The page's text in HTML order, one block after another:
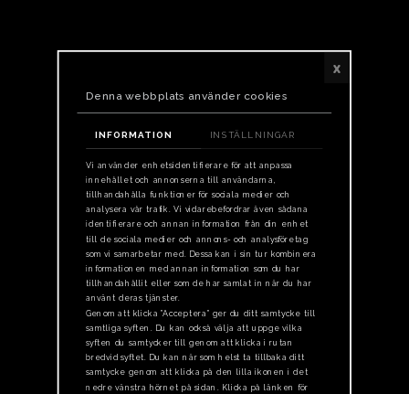
x
Denna webbplats använder cookies
INFORMATION INSTÄLLNINGAR
Vi använder enhetsidentifierare för att anpassa
innehållet och annonserna till användarna,
tillhandahålla funktioner för sociala medier och
analysera vår trafik. Vi vidarebefordrar även sådana
identifierare och annan information från din enhet
till de sociala medier och annons- och analysföretag
som vi samarbetar med. Dessa kan i sin tur kombinera
informationen med annan information som du har
tillhandahållit eller som de har samlat in när du har
använt deras tjänster.
Genom att klicka ”Acceptera” ger du ditt samtycke till
samtliga syften. Du kan också välja att uppge vilka
syften du samtycker till genom att klicka i rutan
bredvid syftet. Du kan när som helst ta tillbaka ditt
samtycke genom att klicka på den lilla ikonen i det
nedre vänstra hörnet på sidan. Klicka på länken för